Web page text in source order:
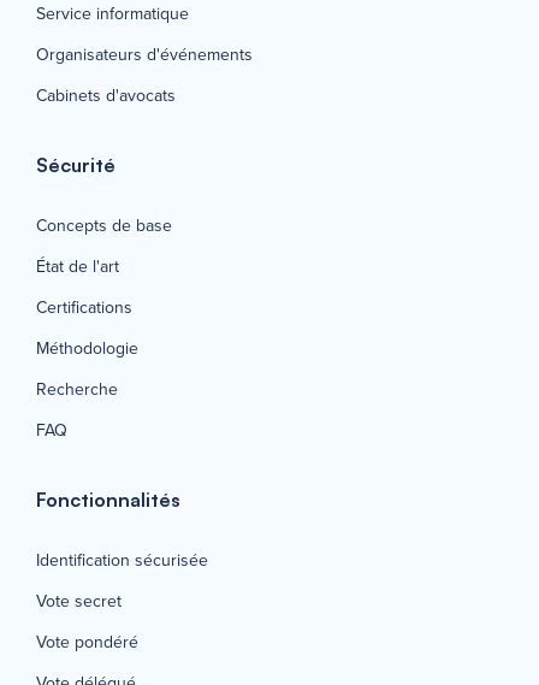
Service informatique
Organisateurs d'événements
Cabinets d'avocats
Sécurité
Concepts de base
État de l'art
Certifications
Méthodologie
Recherche
FAQ
Fonctionnalités
Identification sécurisée
Vote secret
Vote pondéré